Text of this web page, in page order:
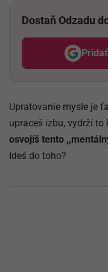
Dostaň Odzadu
Upratovanie mysle je
upraceš izbu, vydrží to
osvojíš tento
Ideš do toho?